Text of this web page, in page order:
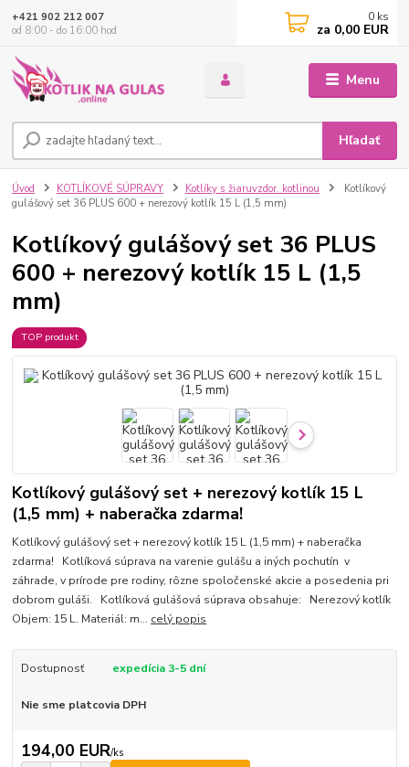
Menu
Hľadať
+421 902 212 007
od 8:00 - do 16:00 hod
0 ks
za 0,00 EUR
Úvod KOTLÍKOVÉ SÚPRAVY Kotlíky s žiaruvzdor. kotlinou
Kotlíkový
gulášový set 36 PLUS 600 + nerezový kotlík 15 L (1,5 mm)
Kotlíkový gulášový set 36 PLUS
600 + nerezový kotlík 15 L (1,5
mm)
TOP produkt
Kotlíkový gulášový set + nerezový kotlík 15 L
(1,5 mm) + naberačka zdarma!
Kotlíkový gulášový set + nerezový kotlík 15 L (1,5 mm) + naberačka
zdarma! Kotlíková súprava na varenie gulášu a iných pochutín v
záhrade, v prírode pre rodiny, rôzne spoločenské akcie a posedenia pri
dobrom guláši. Kotlíková gulášová súprava obsahuje: Nerezový kotlík
Objem: 15 L. Materiál: m... celý popis
Dostupnosť expedícia 3-5 dní
Nie sme platcovia DPH
194,00 EUR/ks